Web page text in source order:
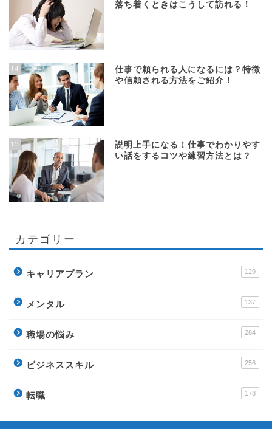
落ち着くときはこうして訪れる！
14
仕事で頼られる人になるには？特徴
や信頼される方法をご紹介！
15
説明上手になる！仕事でわかりやす
い話をするコツや練習方法とは？
カテゴリー
キャリアプラン 129
メンタル 137
職場の悩み 284
ビジネススキル 256
転職 178